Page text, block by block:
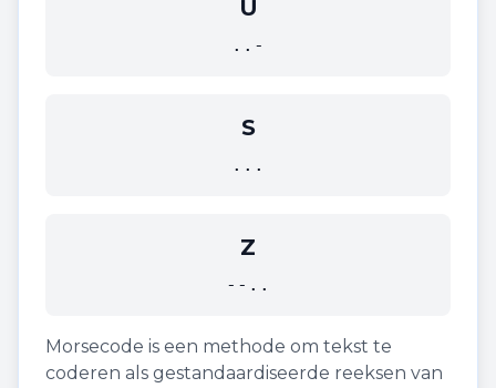
U
..-
S
...
Z
--..
Morsecode is een methode om tekst te
coderen als gestandaardiseerde reeksen van